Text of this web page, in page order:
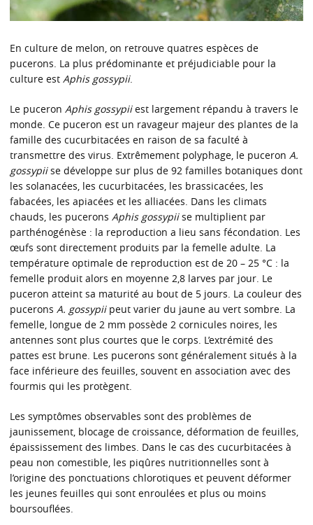
En culture de melon, on retrouve quatres espèces de
pucerons. La plus prédominante et préjudiciable pour la
culture est Aphis gossypii.
Le puceron Aphis gossypiiest largement répandu à travers le
monde. Ce puceron est un ravageur majeur des plantes de la
famille des cucurbitacées en raison de sa faculté à
transmettre des virus. Extrêmement polyphage, le puceron A.
gossypiise développe sur plus de 92 familles botaniques dont
les solanacées, les cucurbitacées, les brassicacées, les
fabacées, les apiacées et les alliacées. Dans les climats
chauds, les pucerons Aphis gossypiise multiplient par
parthénogénèse : la reproduction a lieu sans fécondation. Les
œufs sont directement produits par la femelle adulte. La
température optimale de reproduction est de 20 – 25 °C : la
femelle produit alors en moyenne 2,8 larves par jour. Le
puceron atteint sa maturité au bout de 5 jours. La couleur des
pucerons A. gossypiipeut varier du jaune au vert sombre. La
femelle, longue de 2 mm possède 2 cornicules noires, les
antennes sont plus courtes que le corps. L’extrémité des
pattes est brune. Les pucerons sont généralement situés à la
face inférieure des feuilles, souvent en association avec des
fourmis qui les protègent.
Les symptômes observables sont des problèmes de
jaunissement, blocage de croissance, déformation de feuilles,
épaississement des limbes. Dans le cas des cucurbitacées à
peau non comestible, les piqûres nutritionnelles sont à
l’origine des ponctuations chlorotiques et peuvent déformer
les jeunes feuilles qui sont enroulées et plus ou moins
boursouflées.